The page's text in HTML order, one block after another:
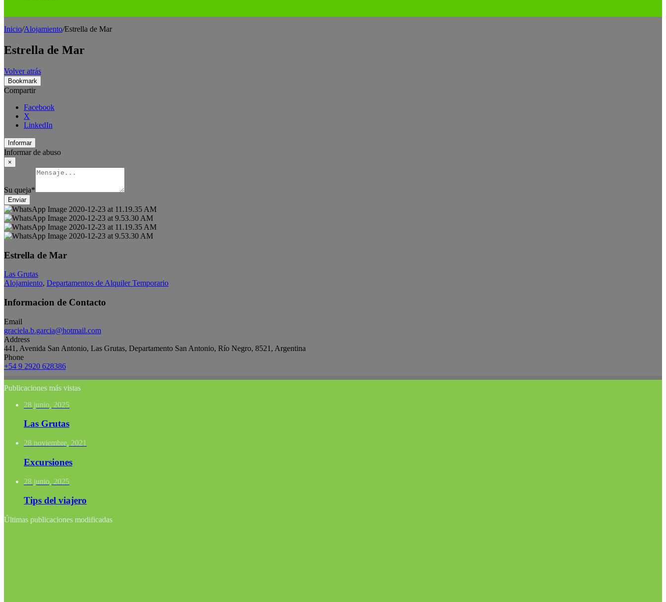
Inicio/Alojamiento/Estrella de Mar
Estrella de Mar
Volver atrás
Bookmark
Compartir
Facebook
X
LinkedIn
Informar
Informar de abuso
×
Su queja*
Enviar
Estrella de Mar
Las Grutas
Alojamiento, Departamentos de Alquiler Temporario
Informacion de Contacto
Email
graciela.b.garcia@hotmail.com
Address
441, Avenida San Antonio, Las Grutas, Departamento San Antonio, Río Negro, 8521, Argentina
Phone
+54 9 2920 628386
Publicaciones más vistas
28 junio, 2025
Las Grutas
28 noviembre, 2021
Excursiones
28 junio, 2025
Tips del viajero
Últimas publicaciones modificadas